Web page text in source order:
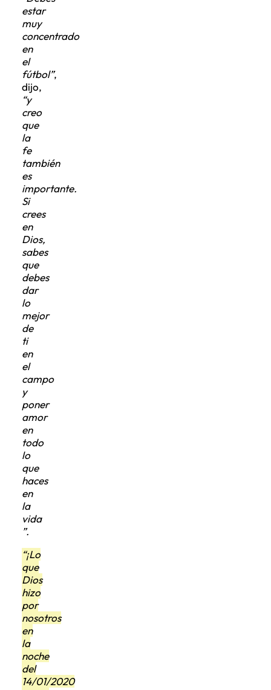
estar
muy
concentrado
en
el
fútbol”,
dijo,
“y
creo
que
la
fe
también
es
importante.
Si
crees
en
Dios,
sabes
que
debes
dar
lo
mejor
de
ti
en
el
campo
y
poner
amor
en
todo
lo
que
haces
en
la
vida
”.
“¡Lo
que
Dios
hizo
por
nosotros
en
la
noche
del
14/01/2020